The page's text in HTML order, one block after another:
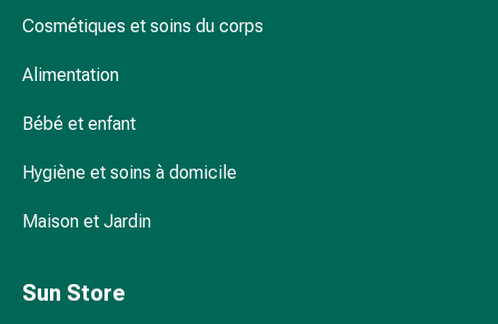
Peau
Estomac
Diarrhée
Brûlures
Cosmétiques et soins du corps
Alimentation
Bébé et enfant
Hygiène et soins à domicile
Maison et Jardin
Sun Store